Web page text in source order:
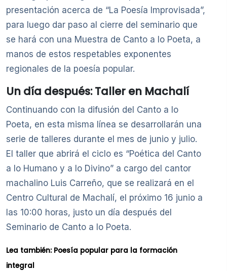
presentación acerca de “La Poesía Improvisada”,
para luego dar paso al cierre del seminario que
se hará con una Muestra de Canto a lo Poeta, a
manos de estos respetables exponentes
regionales de la poesía popular.
Un día después: Taller en Machalí
Continuando con la difusión del Canto a lo
Poeta, en esta misma línea se desarrollarán una
serie de talleres durante el mes de junio y julio.
El taller que abrirá el ciclo es “Poética del Canto
a lo Humano y a lo Divino” a cargo del cantor
machalino Luis Carreño, que se realizará en el
Centro Cultural de Machalí, el próximo 16 junio a
las 10:00 horas, justo un día después del
Seminario de Canto a lo Poeta.
Lea también: Poesía popular para la formación
integral